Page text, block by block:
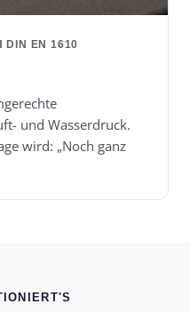
DIN EN 1610
und Wasserdruck.
wird: „Noch ganz